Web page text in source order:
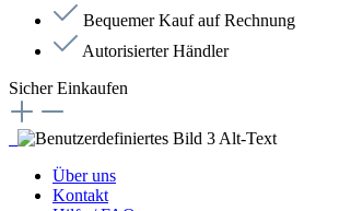
Bequemer Kauf auf Rechnung
Autorisierter Händler
Sicher Einkaufen
Über uns
Kontakt